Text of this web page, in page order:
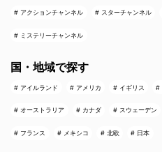
アクションチャンネル スターチャンネル
ミステリーチャンネル
国・地域で探す
アイルランド アメリカ イギリス
オーストラリア カナダ スウェーデン
フランス メキシコ 北欧 日本